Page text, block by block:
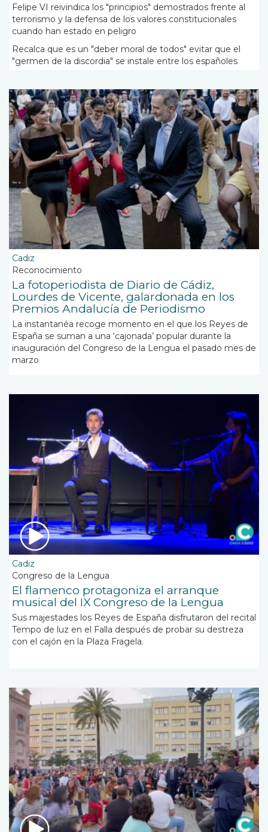
Felipe VI reivindica los "principios" demostrados frente al
terrorismo y la defensa de los valores constitucionales
cuando han estado en peligro
Recalca que es un "deber moral de todos" evitar que el
"germen de la discordia" se instale entre los españoles
Cadiz
Reconocimiento
La fotoperiodista de Diario de Cádiz,
Lourdes de Vicente, galardonada en los
Premios Andalucía de Periodismo
La instantanéa recoge momento en el que los Reyes de
España se suman a una ‘cajonada’ popular durante la
inauguración del Congreso de la Lengua el pasado mes de
marzo
Cadiz
Congreso de la Lengua
El flamenco protagoniza el arranque
musical del IX Congreso de la Lengua
Sus majestades los Reyes de España disfrutaron del recital
Tempo de luz en el Falla después de probar su destreza
con el cajón en la Plaza Fragela.